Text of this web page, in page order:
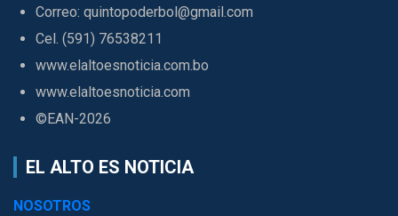
Correo: quintopoderbol@gmail.com
Cel. (591) 76538211
www.elaltoesnoticia.com.bo
www.elaltoesnoticia.com
©EAN-2026
EL ALTO ES NOTICIA
NOSOTROS